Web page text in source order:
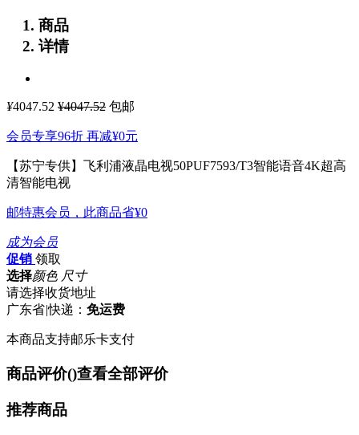
商品
详情
¥4047.52 ¥4047.52 包邮
会员专享96折 再减¥0元
【苏宁专供】飞利浦液晶电视50PUF7593/T3智能语音4K超高
清智能电视
邮特惠会员，此商品省¥0
成为会员
促销 领取
选择颜色 尺寸
请选择收货地址
广东省|快递： 免运费
本商品支持邮乐卡支付
商品评价()查看全部评价
推荐商品